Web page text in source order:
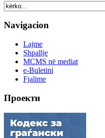
Navigacion
Lajme
Shpallje
MCMS në mediat
e-Buletini
Fjalime
Проекти